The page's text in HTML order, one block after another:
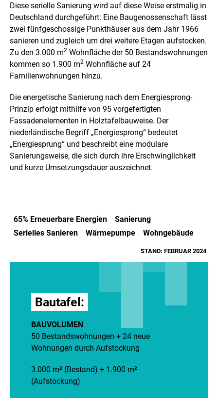
o
j
e
k
Diese serielle Sanierung wird auf diese Weise erstmalig in
Deutschland durchgeführt: Eine Baugenossenschaft lässt
zwei fünfgeschossige Punkthäuser aus dem Jahr 1966
sanieren und zugleich um drei weitere Etagen aufstocken.
Zu den 3.000 m2 Wohnfläche der 50 Bestandswohnungen
kommen so 1.900 m2 Wohnfläche auf 24
Familienwohnungen hinzu.
Die energetische Sanierung nach dem Energiesprong-
Prinzip erfolgt mithilfe von 95 vorgefertigten
Fassadenelementen in Holztafelbauweise. Der
niederländische Begriff „Energiesprong“ bedeutet
„Energiesprung“ und beschreibt eine modulare
Sanierungsweise, die sich durch ihre Erschwinglichkeit
und kurze Umsetzungsdauer auszeichnet.
65% Erneuerbare Energien
Sanierung
Serielles Sanieren
Wärmepumpe Wohngebäude
STAND: FEBRUAR 2024
Bautafel:
BAUVOLUMEN
50 Bestandswohnungen + 24 neue
Wohnungen durch Aufstockung
3.000 m² (Bestand) + 1.900 m²
(Aufstockung)